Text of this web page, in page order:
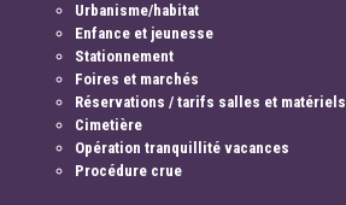
Urbanisme/habitat
Enfance et jeunesse
Stationnement
Foires et marchés
Réservations / tarifs salles et matériels
Cimetière
Opération tranquillité vacances
Procédure crue